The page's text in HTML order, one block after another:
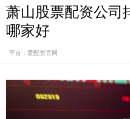
萧山股票配资公司
哪家好
平台：爱配资官网